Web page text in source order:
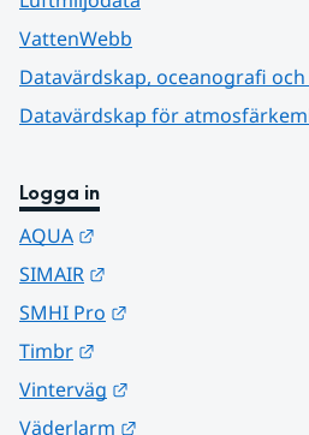
VattenWebb
Datavärdskap, oceanografi
Datavärdskap för
Logga in
AQUA
SIMAIR
SMHI Pro
Timbr
Vinterväg
Väderlarm